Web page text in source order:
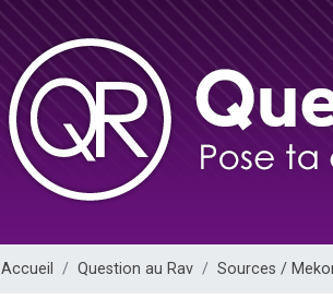
3
2
13
30
Il
12
Accueil Question au Rav Sources /